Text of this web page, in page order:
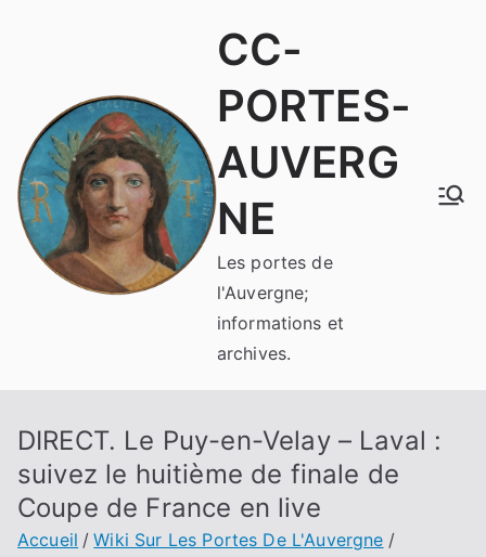
CC-
PORTES-
AUVERG
NE
Les portes de
l'Auvergne;
informations et
archives.
DIRECT. Le Puy-en-Velay – Laval :
suivez le huitième de finale de
Coupe de France en live
Accueil
Wiki Sur Les Portes De L'Auvergne